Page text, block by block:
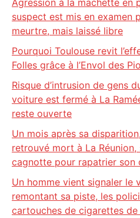
Agression à la machette en
suspect est mis en examen
meurtre, mais laissé libre
Pourquoi Toulouse revit
Folles grâce à l’Envol des
Risque d’intrusion de gens
voiture est fermé à La
reste ouverte
Un mois après sa
retrouvé mort à La
cagnotte pour rapatrier son
Un homme vient signaler le
remontant sa piste, les
cartouches de cigarettes